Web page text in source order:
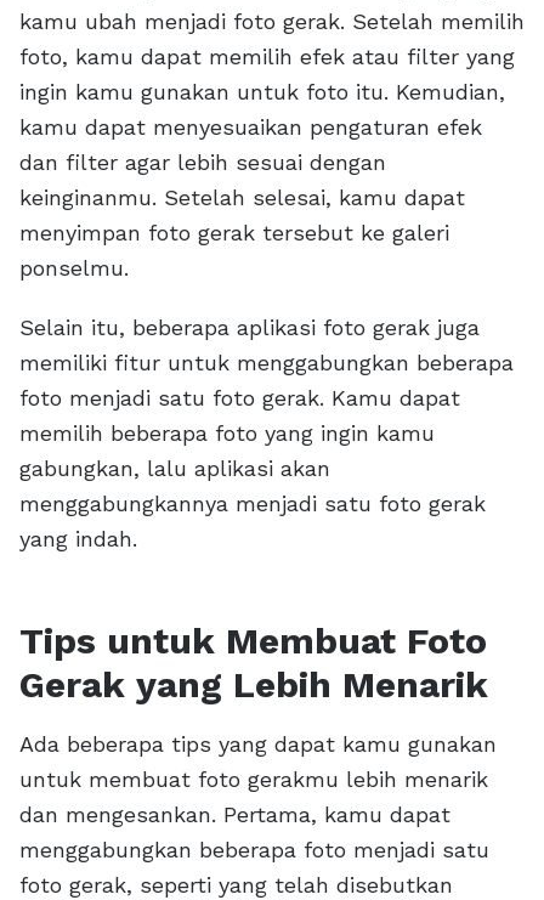
kamu ubah menjadi foto gerak. Setelah memilih
foto, kamu dapat memilih efek atau filter yang
ingin kamu gunakan untuk foto itu. Kemudian,
kamu dapat menyesuaikan pengaturan efek
dan filter agar lebih sesuai dengan
keinginanmu. Setelah selesai, kamu dapat
menyimpan foto gerak tersebut ke galeri
ponselmu.
Selain itu, beberapa aplikasi foto gerak juga
memiliki fitur untuk menggabungkan beberapa
foto menjadi satu foto gerak. Kamu dapat
memilih beberapa foto yang ingin kamu
gabungkan, lalu aplikasi akan
menggabungkannya menjadi satu foto gerak
yang indah.
Tips untuk Membuat Foto
Gerak yang Lebih Menarik
Ada beberapa tips yang dapat kamu gunakan
untuk membuat foto gerakmu lebih menarik
dan mengesankan. Pertama, kamu dapat
menggabungkan beberapa foto menjadi satu
foto gerak, seperti yang telah disebutkan